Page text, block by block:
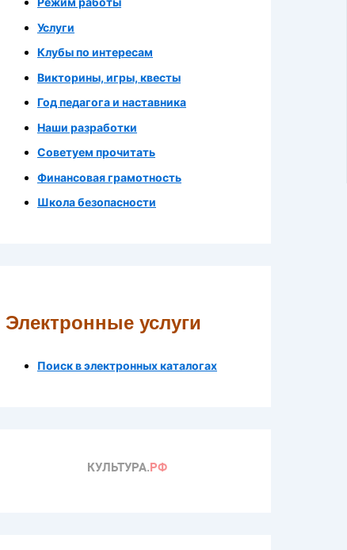
Услуги
Клубы по интересам
Викторины, игры, квесты
Год педагога и наставника
Наши разработки
Советуем прочитать
Финансовая грамотность
Школа безопасности
Электронные услуги
Поиск в электронных каталогах